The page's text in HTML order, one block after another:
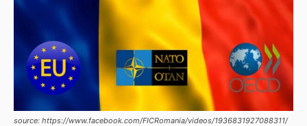
source: https://www.facebook.com/FICRomania/videos/1936831927088311/